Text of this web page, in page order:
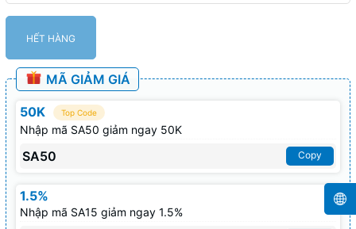
HẾT HÀNG
MÃ GIẢM GIÁ
50K Top Code
Nhập mã SA50 giảm ngay 50K
SA50 Copy
1.5%
Nhập mã SA15 giảm ngay 1.5%